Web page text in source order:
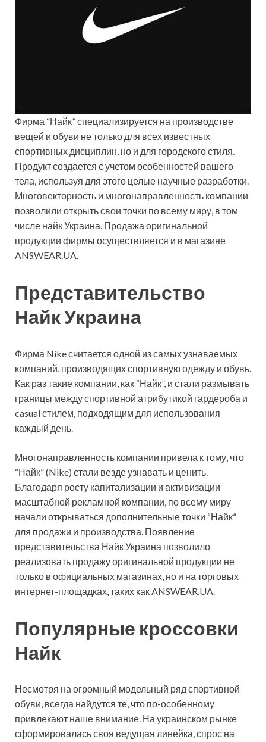
Фирма “Найк” специализируется на производстве
вещей и обуви не только для всех известных
спортивных дисциплин, но и для городского стиля.
Продукт создается с учетом особенностей вашего
тела, используя для этого целые научные разработки.
Многовекторность и многонаправленность компании
позволили открыть свои точки по всему миру, в том
числе найк Украина. Продажа оригинальной
продукции фирмы осуществляется и в магазине
ANSWEAR.UA.
Представительство
Найк Украина
Фирма Nike считается одной из самых узнаваемых
компаний, производящих спортивную одежду и обувь.
Как раз такие компании, как “Найк”, и стали размывать
границы между спортивной атрибутикой гардероба и
casual стилем, подходящим для использования
каждый день.
Многонаправленность компании привела к тому, что
“Найк” (Nike) стали везде узнавать и ценить.
Благодаря росту капитализации и активизации
масштабной рекламной компании, по всему миру
начали открываться дополнительные точки “Найк”
для продажи и производства. Появление
представительства Найк Украина позволило
реализовать продажу оригинальной продукции не
только в официальных магазинах, но и на торговых
интернет-площадках, таких как ANSWEAR.UA.
Популярные кроссовки
Найк
Несмотря на огромный модельный ряд спортивной
обуви, всегда найдутся те, что по-особенному
привлекают наше внимание. На украинском рынке
сформировалась своя ведущая линейка, спрос на